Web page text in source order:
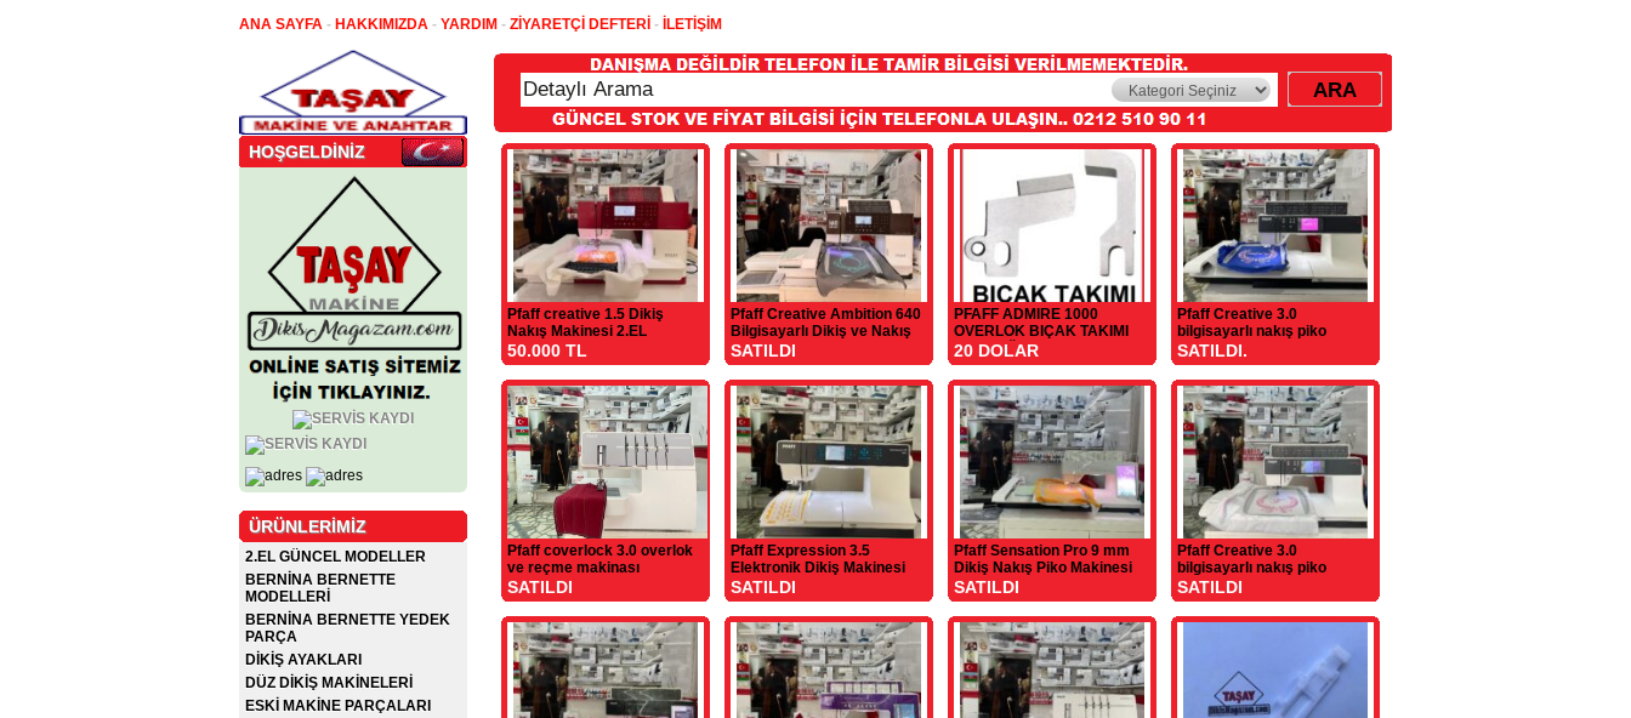
ANA SAYFA - HAKKIMIZDA - YARDIM - ZİYARETÇİ DEFTERİ - İLETİŞİM
HOŞGELDİNİZ
ÜRÜNLERİMİZ
2.EL GÜNCEL MODELLER
BERNİNA BERNETTE
MODELLERİ
BERNİNA BERNETTE YEDEK
PARÇA
DİKİŞ AYAKLARI
DÜZ DİKİŞ MAKİNELERİ
ESKİ MAKİNE PARÇALARI
Pfaff creative 1.5 Dikiş
Nakış Makinesi 2.EL
50.000 TL
Pfaff Creative Ambition 640
Bilgisayarlı Dikiş ve Nakış
Makinesi
SATILDI
PFAFF ADMIRE 1000
OVERLOK BIÇAK TAKIMI
ALT VE ÜST
20 DOLAR
Pfaff Creative 3.0
bilgisayarlı nakış piko
makinesi
SATILDI.
Pfaff coverlock 3.0 overlok
ve reçme makinası
SATILDI
Pfaff Expression 3.5
Elektronik Dikiş Makinesi
SATILDI
Pfaff Sensation Pro 9 mm
Dikiş Nakış Piko Makinesi
SATILDI
Pfaff Creative 3.0
bilgisayarlı nakış piko
SATILDI